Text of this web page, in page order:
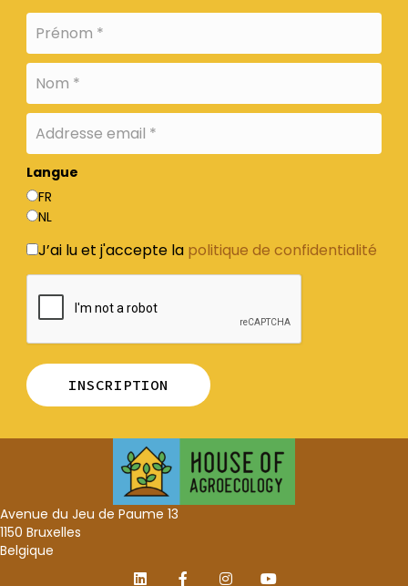
Langue
FR
NL
J’ai lu et j'accepte la politique de confidentialité
Avenue du Jeu de Paume 13
1150 Bruxelles
Belgique